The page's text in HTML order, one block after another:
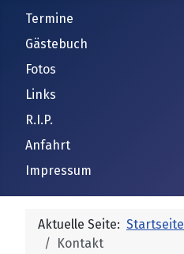
Termine
Gästebuch
Fotos
Links
R.I.P.
Anfahrt
Impressum
Aktuelle Seite: Startseite
Kontakt